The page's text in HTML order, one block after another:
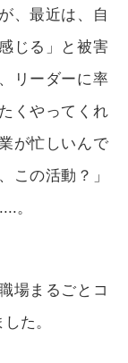
、最近は、自
じる」と被害
リーダーに率
くやってくれ
が忙しいんで
この活動？」
。
場まるごとコ
た。